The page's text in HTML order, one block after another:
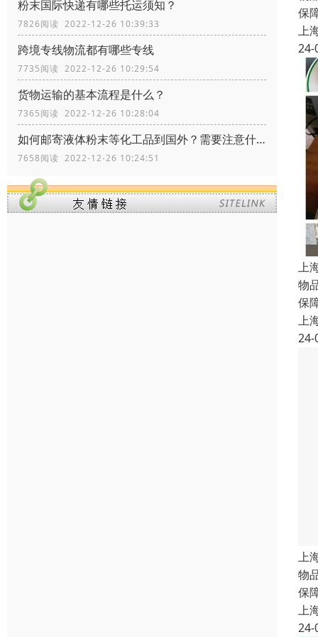
粉末国际快递有哪些托运须知？
7826阅读 2022-12-26 10:39:33
跨境专线物流都有哪些专线
7735阅读 2022-12-26 10:29:54
货物运输的基本流程是什么？
7365阅读 2022-12-26 10:28:04
如何邮寄液体粉末等化工品到国外？需要注意什么？
7658阅读 2022-12-26 10:24:51
保
上
24-
上
物
保
上
24-
上
物
保
上
24-